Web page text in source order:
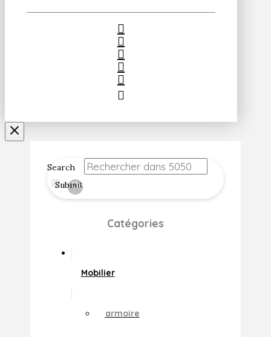
Search
Submit
Clear
Catégories
Mobilier
armoire